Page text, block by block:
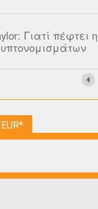
Γιατί πέφτει η